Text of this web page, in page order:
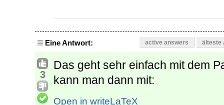
Eine Antwort: active answers älteste
3
Das geht sehr einfach mit dem
kann man dann mit:
Open in writeLaTeX